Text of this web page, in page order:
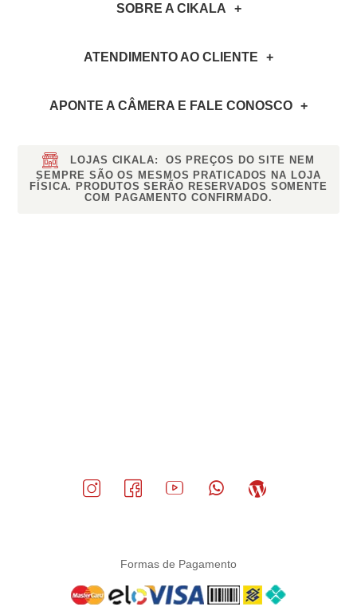
SOBRE A CIKALA
ATENDIMENTO AO CLIENTE
APONTE A CÂMERA E FALE CONOSCO
LOJAS CIKALA:
OS PREÇOS DO SITE NEM
SEMPRE SÃO OS MESMOS PRATICADOS NA LOJA
FÍSICA. PRODUTOS SERÃO RESERVADOS SOMENTE
COM PAGAMENTO CONFIRMADO.
Formas de Pagamento